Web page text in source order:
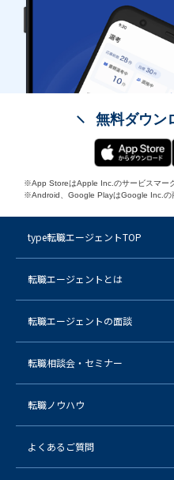
無料ダウン
※App StoreはApple Inc.のサービスマー
※Android、Google PlayはGoogle Inc.の
type転職エージェントTOP
転職エージェントとは
転職エージェントの面談
転職相談会・セミナー
転職ノウハウ
よくあるご質問